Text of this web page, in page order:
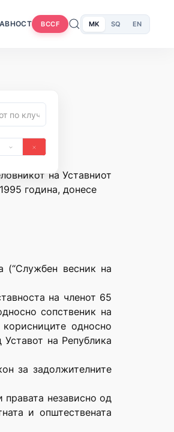
BCCF MK SQ EN
на Уставниот
година, донесе
весник на
на членот 65
сопственик на
односно
на Република
за задолжителните
правата независно од
и општествената